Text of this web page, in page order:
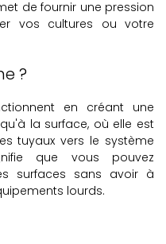
de fournir une pression
vos cultures ou votre
?
en créant une
la surface, où elle est
tuyaux vers le système
que vous pouvez
surfaces sans avoir à
lourds.